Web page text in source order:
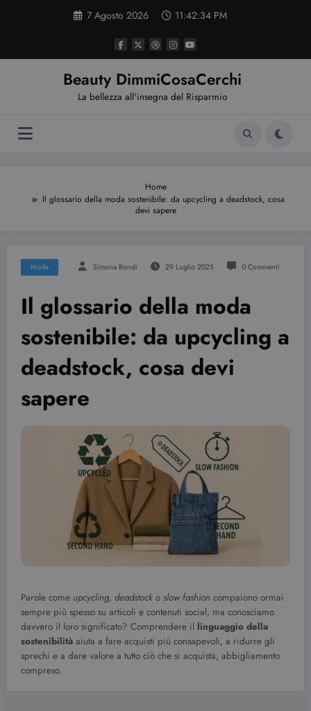
7 Agosto 2026 11:42:34 PM
Beauty DimmiCosaCerchi
La bellezza all'insegna del Risparmio
Home
Il glossario della moda sostenibile: da upcycling a deadstock, cosa
devi sapere
Moda Simona Bondi 29 Luglio 2025 0 Commenti
Il glossario della moda
sostenibile: da upcycling a
deadstock, cosa devi
sapere
Parole come upcycling, deadstock o slow fashion compaiono ormai
sempre più spesso su articoli e contenuti social, ma conosciamo
davvero il loro significato? Comprendere il linguaggio della
sostenibilità aiuta a fare acquisti più consapevoli, a ridurre gli
sprechi e a dare valore a tutto ciò che si acquista, abbigliamento
compreso.